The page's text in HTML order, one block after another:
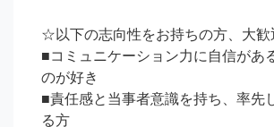
☆以下の志向性をお持ちの方、大歓
■コミュニケーション力に自信があ
のが好き
■責任感と当事者意識を持ち、率先
る方